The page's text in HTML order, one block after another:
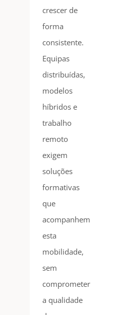
crescer de
forma
consistente.
Equipas
distribuídas,
modelos
híbridos e
trabalho
remoto
exigem
soluções
formativas
que
acompanhem
esta
mobilidade,
sem
comprometer
a qualidade